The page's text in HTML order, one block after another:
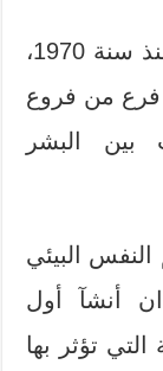
هو من أحدث العلوم المأخوذة بها منذ سنة 1970،
عام 1990م: ” فرع من فروع
بين البشر
البيئي
أنشآ أول
تؤثر بها